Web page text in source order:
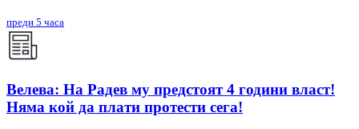
преди 5 часа
Велева: На Радев му предстоят 4 години власт!
Няма кой да плати протести сега!